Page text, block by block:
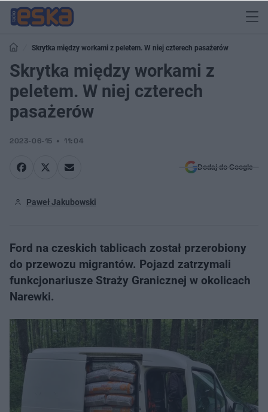
Skrytka między workami z peletem. W niej czterech pasażerów
Skrytka między workami z
peletem. W niej czterech
pasażerów
2023-06-15 11:04
Dodaj do Google
Paweł Jakubowski
Ford na czeskich tablicach został przerobiony
do przewozu migrantów. Pojazd zatrzymali
funkcjonariusze Straży Granicznej w okolicach
Narewki.